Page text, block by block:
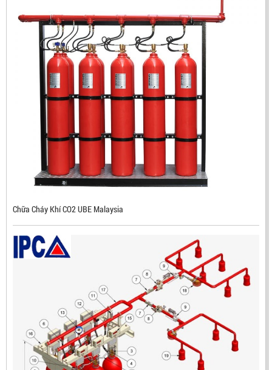
ĐẦU BÁO TIA LỬA IR3 RX500 CHỐNG CHÁY NỔ TIÊU
CHUẨN FM HÀN QUỐC
LIÊN HỆ
Mã sản phẩm: RX500
Chữa Cháy Khí CO2 UBE Malaysia